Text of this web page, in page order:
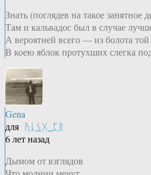
Знать (поглядев на такое занятное
Там и кальвадос был в случае
А вероятней всего — из болота
В коею яблок протухших слегка
Gena
для ᚤᚳᛊᚷ_ᛈᚱ
6 лет назад
Дымом от взглядов